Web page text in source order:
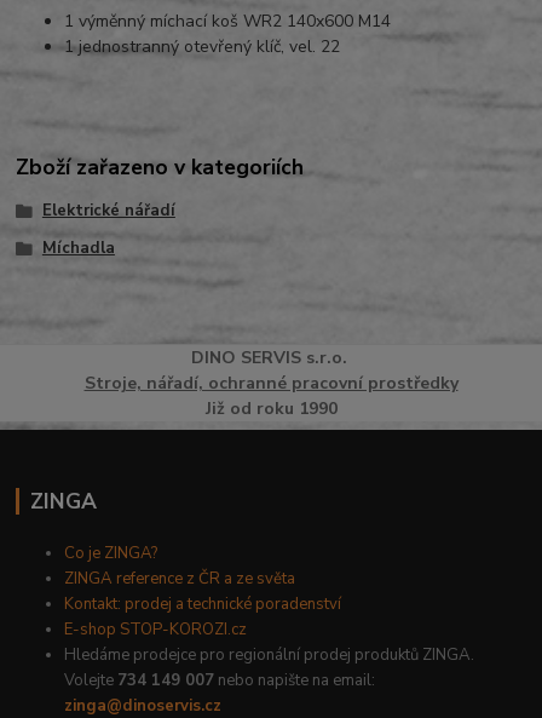
1 výměnný míchací koš WR2 140x600 M14
1 jednostranný otevřený klíč, vel. 22
Zboží zařazeno v kategoriích
Elektrické nářadí
Míchadla
DINO SERVISs.r.o.
Stroje, nářadí, ochranné pracovní prostředky
Již od roku 1990
ZINGA
Co je ZINGA?
ZINGA reference z ČR a ze světa
Kontakt: prodej a technické poradenství
E-shop STOP-KOROZI.cz
Hledáme prodejce pro regionální prodej produktů ZINGA.
Volejte 734 149 007 nebo napište na email:
zinga@dinoservis.cz